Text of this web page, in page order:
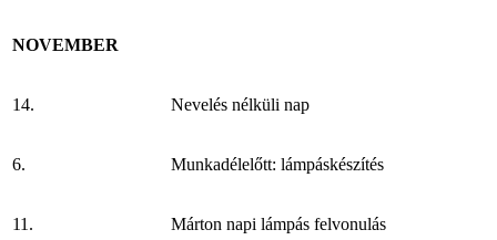
NOVEMBER
14. Nevelés nélküli nap
6. Munkadélelőtt: lámpáskészítés
11. Márton napi lámpás felvonulás